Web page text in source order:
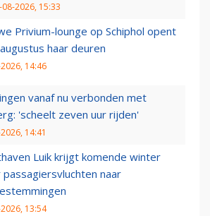
08-2026, 15:33
Privium-lounge op Schiphol opent
haar deuren
14:46
vanaf nu verbonden met
'scheelt zeven uur rijden'
14:41
Luik krijgt komende winter
naar
13:54